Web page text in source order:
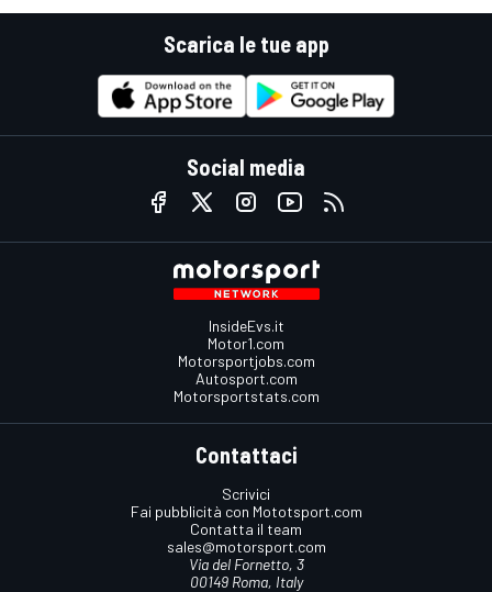
Scarica le tue app
Social media
InsideEvs.it
Motor1.com
Motorsportjobs.com
Autosport.com
Motorsportstats.com
Contattaci
Scrivici
Fai pubblicità con Mototsport.com
Contatta il team
sales@motorsport.com
Via del Fornetto, 3
00149 Roma, Italy